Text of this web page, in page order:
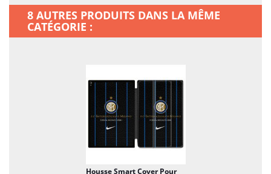
8 AUTRES PRODUITS DANS LA MÊME
CATÉGORIE :
Housse Smart Cover Pour